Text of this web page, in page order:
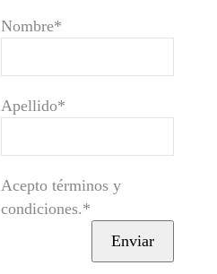
Nombre*
Apellido*
Acepto términos y
condiciones.*